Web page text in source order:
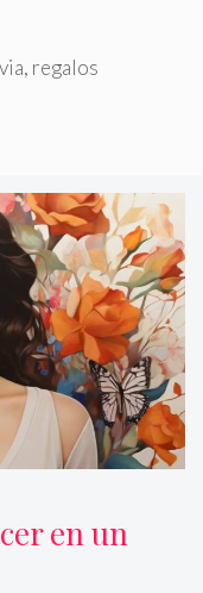
, regalos
en un